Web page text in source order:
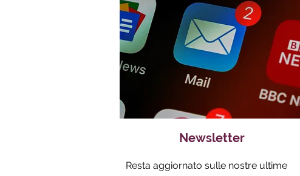
Newsletter
Resta aggiornato sulle nostre ultime